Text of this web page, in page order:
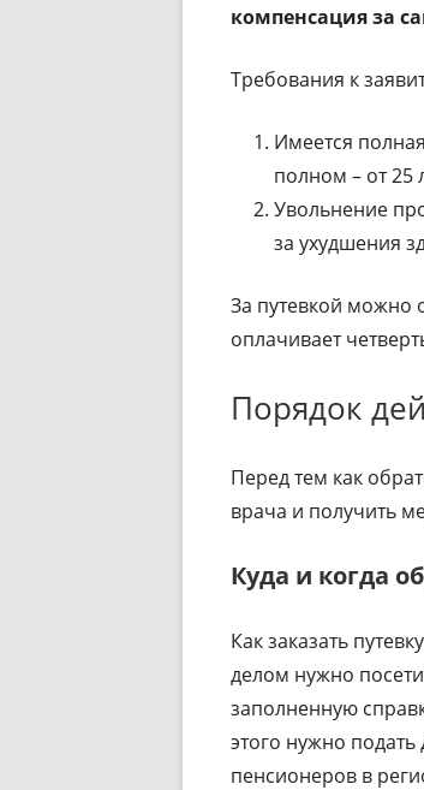
компенсация за
Требования к
Имеется
полном – от 25
Увольнение
за ухудшения
За путевкой можно
оплачивает
Порядок
Перед тем как
врача и получить
Куда и когда
Как заказать
делом нужно
заполненную
этого нужно
пенсионеров в